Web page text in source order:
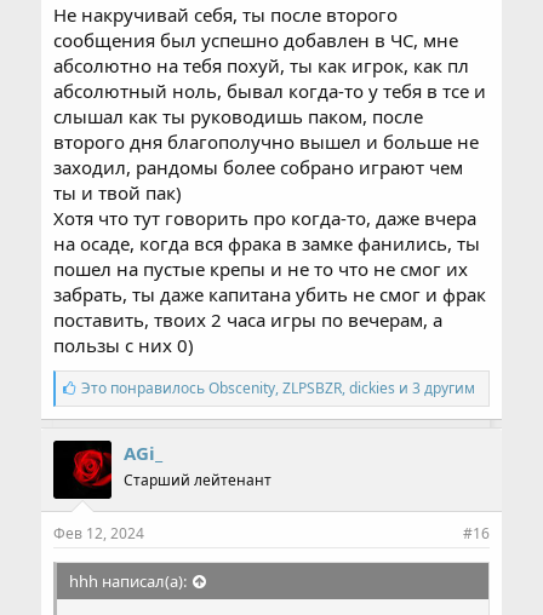
Не накручивай себя, ты после второго
сообщения был успешно добавлен в ЧС, мне
абсолютно на тебя похуй, ты как игрок, как пл
абсолютный ноль, бывал когда-то у тебя в тсе и
слышал как ты руководишь паком, после
второго дня благополучно вышел и больше не
заходил, рандомы более собрано играют чем
ты и твой пак)
Хотя что тут говорить про когда-то, даже вчера
на осаде, когда вся фрака в замке фанились, ты
пошел на пустые крепы и не то что не смог их
забрать, ты даже капитана убить не смог и фрак
поставить, твоих 2 часа игры по вечерам, а
пользы с них 0)
С
и
м
п
а
т
и
:
Это понравилосьObscenity,ZLPSBZR,dickies и 3 другим
AGi_
Старший лейтенант
Фев 12, 2024 #16
hhh написал(а):